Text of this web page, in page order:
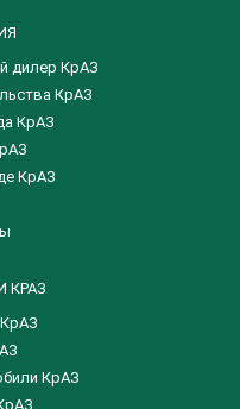
дилер КрАЗ
КрАЗ
КрАЗ
КрАЗ
КРАЗ
КрАЗ